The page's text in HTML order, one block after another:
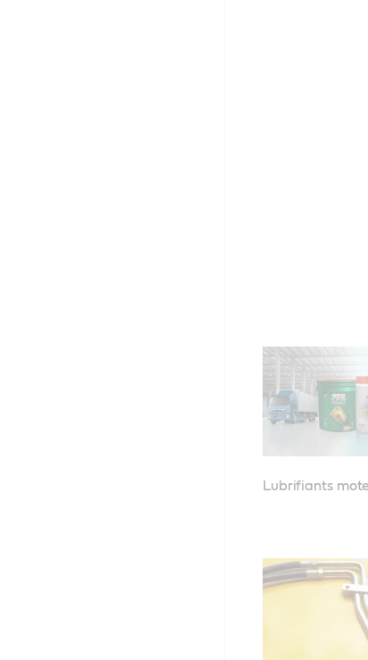
Lubrifiants